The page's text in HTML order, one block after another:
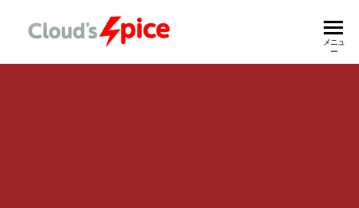
ラ
For Customer
メニュ
ー